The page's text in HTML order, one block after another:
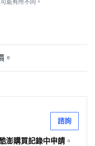
能有所不同。
。
諮詢
澎購買記錄中申請 。